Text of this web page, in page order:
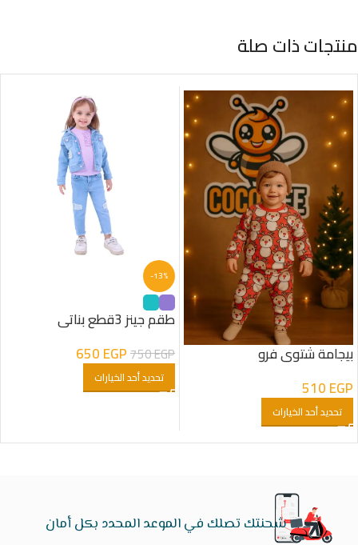
منتجات ذات صلة
بيجامة شتوى فرو
510EGP
تحديد أحد الخيارات
-13%
طقم جينز 3قطع بناتى
750EGP
650EGP
تحديد أحد الخيارات
شحنتك تصلك في الموعد المحدد بكل أمان